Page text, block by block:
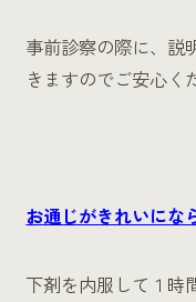
事前診察の際に、説
きますのでご安心く
お通じがきれいにな
下剤を内服して１時